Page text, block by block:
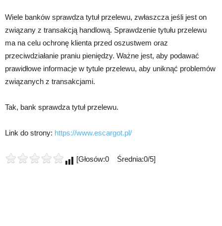
Wiele banków sprawdza tytuł przelewu, zwłaszcza jeśli jest on
związany z transakcją handlową. Sprawdzenie tytułu przelewu
ma na celu ochronę klienta przed oszustwem oraz
przeciwdziałanie praniu pieniędzy. Ważne jest, aby podawać
prawidłowe informacje w tytule przelewu, aby uniknąć problemów
związanych z transakcjami.
Tak, bank sprawdza tytuł przelewu.
Link do strony: https://www.escargot.pl/
[Głosów:0 Średnia:0/5]